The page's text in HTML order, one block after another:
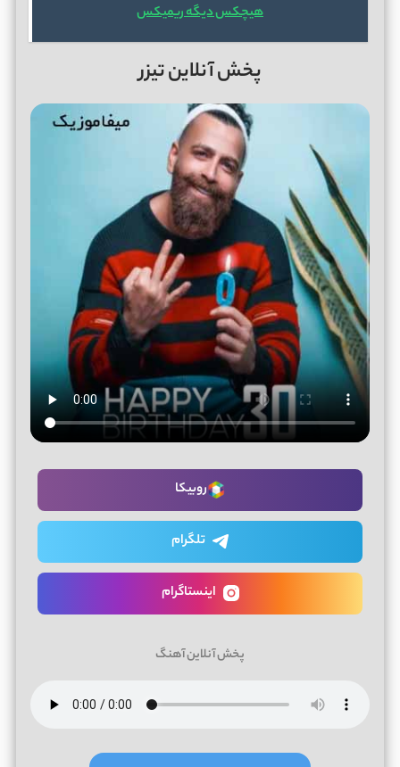
هیچکس دیگه ریمیکس
پخش آنلاین تیزر
روبیکا
تلگرام
اینستاگرام
پخش آنلاین آهنگ